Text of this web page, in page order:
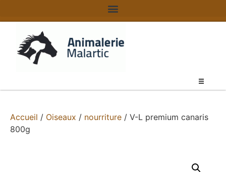
Accueil / Oiseaux / nourriture / V-L premium canaris
800g